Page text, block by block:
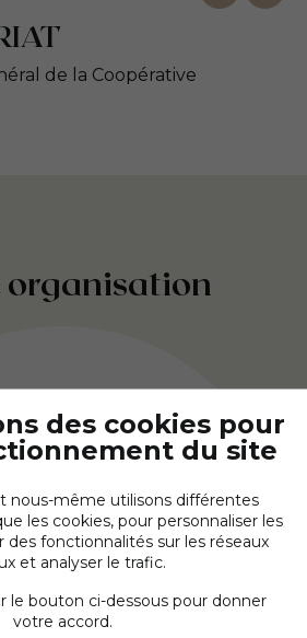
de la Coopérative
organisation
Les Paludiers
adhérents
des cookies pour
du site
nous-même utilisons différentes
les cookies, pour personnaliser les
des fonctionnalités sur les réseaux
et analyser le trafic.
le bouton ci-dessous pour donner
votre accord.